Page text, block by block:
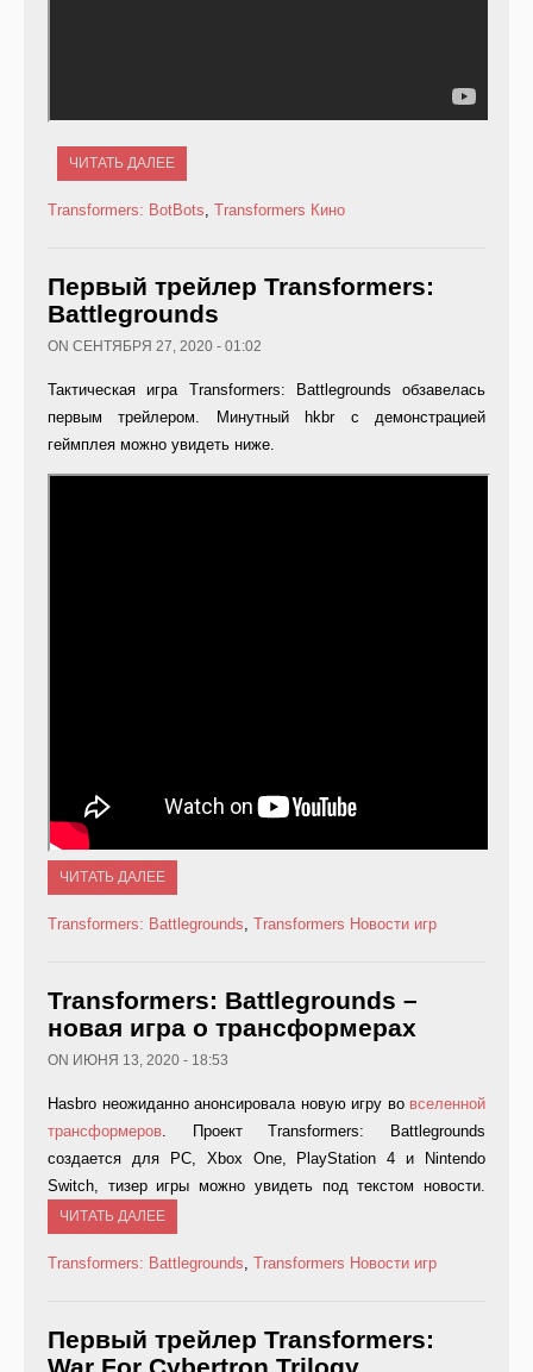
ЧИТАТЬ ДАЛЕЕ
Transformers: BotBots, Transformers Кино
Первый трейлер Transformers:
Battlegrounds
ON СЕНТЯБРЯ 27, 2020 - 01:02
Тактическая игра Transformers: Battlegrounds обзавелась
первым трейлером. Минутный hkbr с демонстрацией
геймплея можно увидеть ниже.
ЧИТАТЬ ДАЛЕЕ
Transformers: Battlegrounds, Transformers Новости игр
Transformers: Battlegrounds –
новая игра о трансформерах
ON ИЮНЯ 13, 2020 - 18:53
Hasbro неожиданно анонсировала новую игру во вселенной
трансформеров. Проект Transformers: Battlegrounds
создается для PC, Xbox One, PlayStation 4 и Nintendo
Switch, тизер игры можно увидеть под текстом новости.
ЧИТАТЬ ДАЛЕЕ
Transformers: Battlegrounds, Transformers Новости игр
Первый трейлер Transformers: